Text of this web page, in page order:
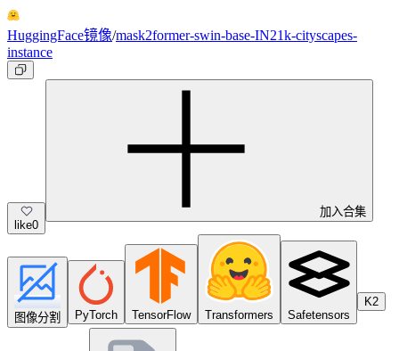
HuggingFace镜像/mask2former-swin-base-IN21k-cityscapes-
instance
like0
加入合集
图像分割 PyTorch TensorFlow Transformers Safetensors
K2